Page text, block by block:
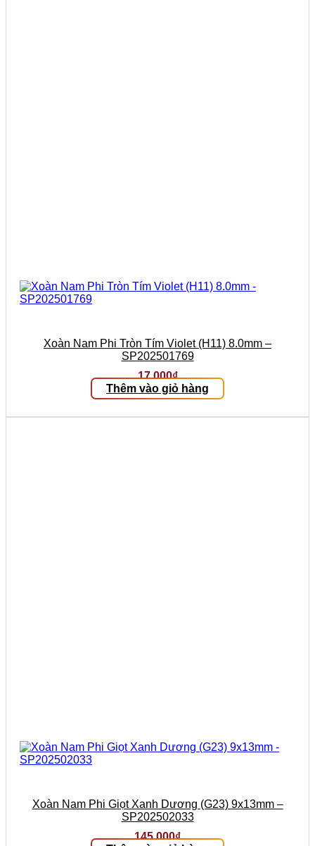
Xoàn Nam Phi Tròn Tím Violet (H11) 8.0mm –
SP202501769
17.000₫
Thêm vào giỏ hàng
Xoàn Nam Phi Giọt Xanh Dương (G23) 9x13mm –
SP202502033
145.000₫